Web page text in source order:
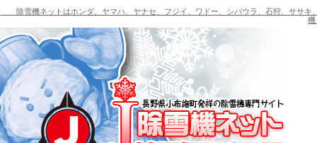
除雪機ネットはホンダ、ヤマハ、ヤナセ、フジイ、ワドー、シバウラ、石狩、ササキ
機